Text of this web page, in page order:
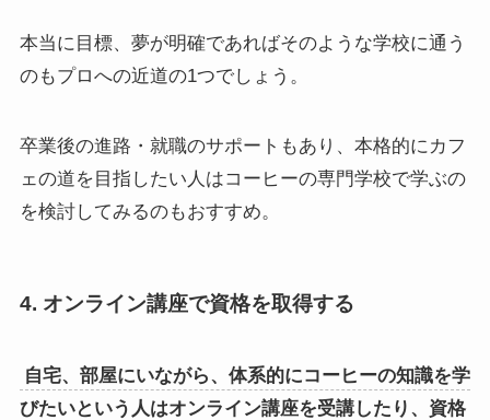
本当に目標、夢が明確であればそのような学校に通う
のもプロへの近道の1つでしょう。
卒業後の進路・就職のサポートもあり、本格的にカフ
ェの道を目指したい人はコーヒーの専門学校で学ぶの
を検討してみるのもおすすめ。
4. オンライン講座で資格を取得する
自宅、部屋にいながら、体系的にコーヒーの知識を学
びたいという人はオンライン講座を受講したり、資格